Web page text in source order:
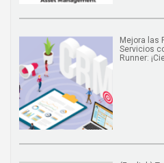
Mejora las
Servicios
Runner: